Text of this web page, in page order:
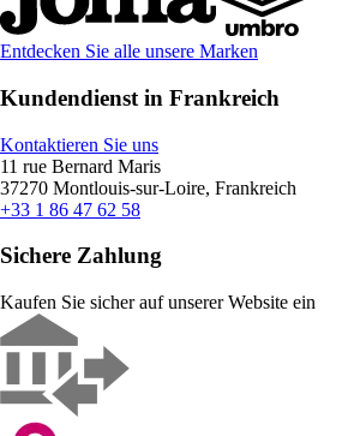
Entdecken Sie alle unsere Marken
Kundendienst in Frankreich
Kontaktieren Sie uns
11 rue Bernard Maris
37270 Montlouis-sur-Loire, Frankreich
+33 1 86 47 62 58
Sichere Zahlung
Kaufen Sie sicher auf unserer Website ein